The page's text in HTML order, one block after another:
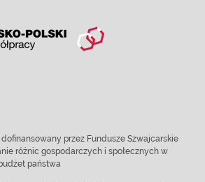
dofinansowany przez Fundusze Szwajcarskie
różnic gospodarczych i społecznych w
państwa